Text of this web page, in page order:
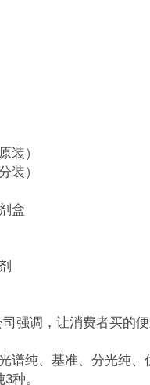
）
）
盒
强调，让消费者买的便
谱纯、基准、分光纯
种。